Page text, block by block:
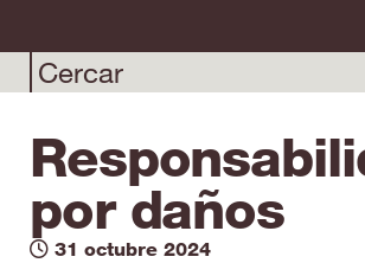
por daños
31 octubre 2024